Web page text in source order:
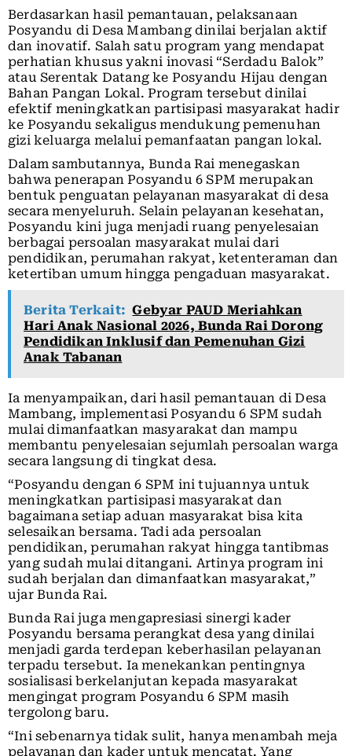
Berdasarkan hasil pemantauan, pelaksanaan
Posyandu di Desa Mambang dinilai berjalan aktif
dan inovatif. Salah satu program yang mendapat
perhatian khusus yakni inovasi “Serdadu Balok”
atau Serentak Datang ke Posyandu Hijau dengan
Bahan Pangan Lokal. Program tersebut dinilai
efektif meningkatkan partisipasi masyarakat hadir
ke Posyandu sekaligus mendukung pemenuhan
gizi keluarga melalui pemanfaatan pangan lokal.
Dalam sambutannya, Bunda Rai menegaskan
bahwa penerapan Posyandu 6 SPM merupakan
bentuk penguatan pelayanan masyarakat di desa
secara menyeluruh. Selain pelayanan kesehatan,
Posyandu kini juga menjadi ruang penyelesaian
berbagai persoalan masyarakat mulai dari
pendidikan, perumahan rakyat, ketenteraman dan
ketertiban umum hingga pengaduan masyarakat.
Berita Terkait: Gebyar PAUD Meriahkan
Hari Anak Nasional 2026, Bunda Rai Dorong
Pendidikan Inklusif dan Pemenuhan Gizi
Anak Tabanan
Ia menyampaikan, dari hasil pemantauan di Desa
Mambang, implementasi Posyandu 6 SPM sudah
mulai dimanfaatkan masyarakat dan mampu
membantu penyelesaian sejumlah persoalan warga
secara langsung di tingkat desa.
“Posyandu dengan 6 SPM ini tujuannya untuk
meningkatkan partisipasi masyarakat dan
bagaimana setiap aduan masyarakat bisa kita
selesaikan bersama. Tadi ada persoalan
pendidikan, perumahan rakyat hingga tantibmas
yang sudah mulai ditangani. Artinya program ini
sudah berjalan dan dimanfaatkan masyarakat,”
ujar Bunda Rai.
Bunda Rai juga mengapresiasi sinergi kader
Posyandu bersama perangkat desa yang dinilai
menjadi garda terdepan keberhasilan pelayanan
terpadu tersebut. Ia menekankan pentingnya
sosialisasi berkelanjutan kepada masyarakat
mengingat program Posyandu 6 SPM masih
tergolong baru.
“Ini sebenarnya tidak sulit, hanya menambah meja
pelayanan dan kader untuk mencatat. Yang